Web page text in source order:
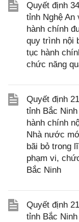
Quyết định
tỉnh Nghệ An
hành chính
quy trình nội
tục hành
chức năng
Quyết định
tỉnh Bắc
hành chính
Nhà nước
bãi bỏ trong
phạm vi,
Bắc Ninh
Quyết định
tỉnh Bắc